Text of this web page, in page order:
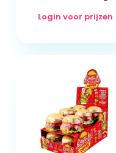
Login voor prijzen